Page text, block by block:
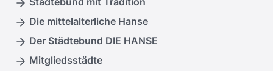
Die mittelalterliche Hanse
Der Städtebund DIE HANSE
Mitgliedsstädte